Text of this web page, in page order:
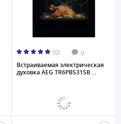
(0) 0
Встраиваемая электрическая
духовка AEG TR6PB531SB ...